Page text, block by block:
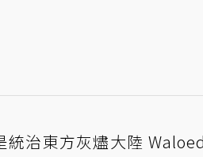
統治東方灰燼大陸